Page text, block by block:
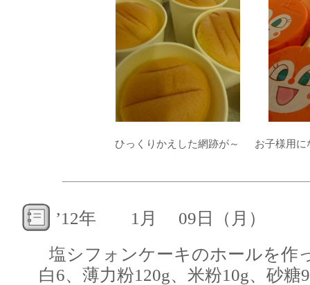
ひっくりかえした網跡が～ お子様用
’12年 1月 09日（月）
塩シフォンケーキのホールを
白6、薄力粉120g、米粉10g、砂糖